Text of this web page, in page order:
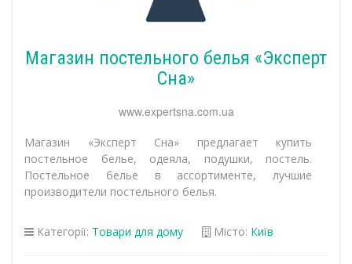
Магазин постельного белья «Эксперт
Сна»
www.expertsna.com.ua
Магазин «Эксперт Сна» предлагает купить
постельное белье, одеяла, подушки, постель.
Постельное белье в ассортименте, лучшие
производители постельного белья.
Категорії: Товари для дому Місто: Київ